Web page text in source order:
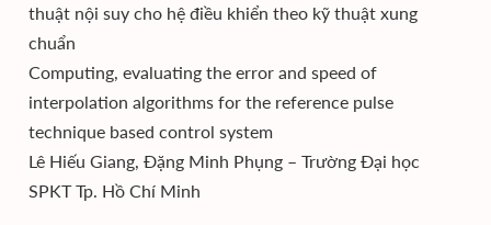
thuật nội suy cho hệ điều khiển theo kỹ thuật xung
chuẩn
Computing, evaluating the error and speed of
interpolation algorithms for the reference pulse
technique based control system
Lê Hiếu Giang, Đặng Minh Phụng – Trường Đại học
SPKT Tp. Hồ Chí Minh